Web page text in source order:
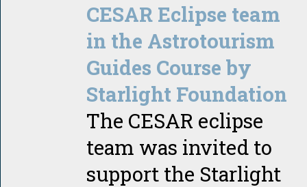
CESAR Eclipse team
in the Astrotourism
Guides Course by
Starlight Foundation
The CESAR eclipse
team was invited to
support the Starlight